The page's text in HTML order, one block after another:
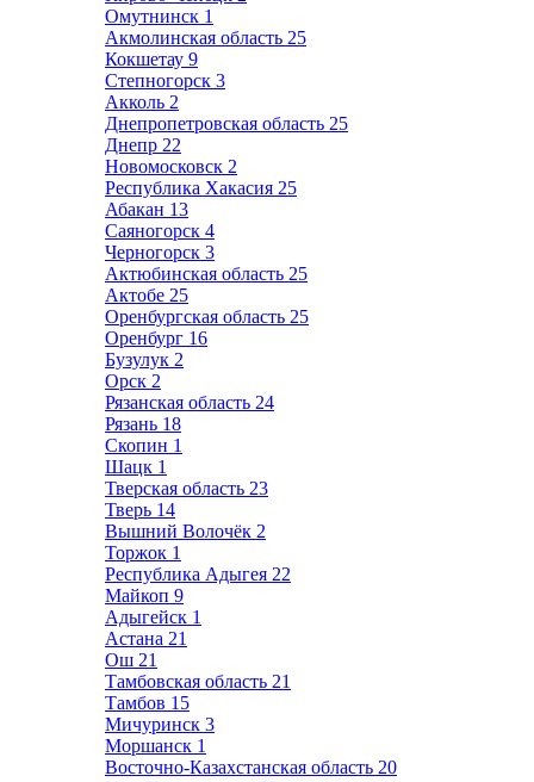
Омутнинск 1
Акмолинская область 25
Кокшетау 9
Степногорск 3
Акколь 2
Днепропетровская область 25
Днепр 22
Новомосковск 2
Республика Хакасия 25
Абакан 13
Саяногорск 4
Черногорск 3
Актюбинская область 25
Актобе 25
Оренбургская область 25
Оренбург 16
Бузулук 2
Орск 2
Рязанская область 24
Рязань 18
Скопин 1
Шацк 1
Тверская область 23
Тверь 14
Вышний Волочёк 2
Торжок 1
Республика Адыгея 22
Майкоп 9
Адыгейск 1
Астана 21
Ош 21
Тамбовская область 21
Тамбов 15
Мичуринск 3
Моршанск 1
Восточно-Казахстанская область 20